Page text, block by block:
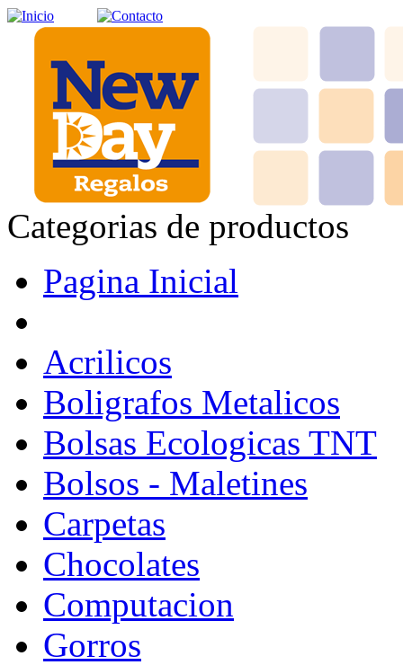
Categorias de productos
Pagina Inicial
Acrilicos
Boligrafos Metalicos
Bolsas Ecologicas TNT
Bolsos - Maletines
Carpetas
Chocolates
Computacion
Gorros